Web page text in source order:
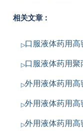
相关文章：
口服液体药用高
口服液体药用聚
外用液体药用高
外用液体药用高
外用液体药用高